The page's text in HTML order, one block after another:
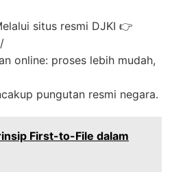
situs resmi DJKI 👉
online: proses lebih mudah,
pungutan resmi negara.
First-to-File dalam